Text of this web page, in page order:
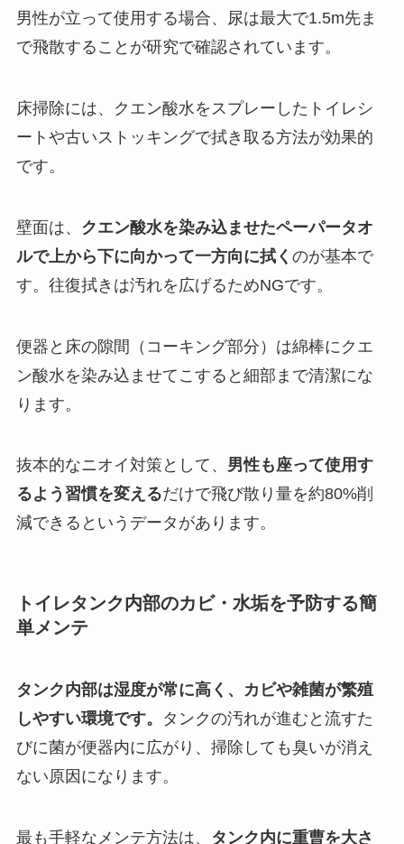
男性が立って使用する場合、尿は最大で1.5m先ま
で飛散することが研究で確認されています。
床掃除には、クエン酸水をスプレーしたトイレシ
ートや古いストッキングで拭き取る方法が効果的
です。
壁面は、 クエン酸水を染み込ませたペーパータオ
ルで上から下に向かって一方向に拭く のが基本で
す。往復拭きは汚れを広げるためNGです。
便器と床の隙間（コーキング部分）は綿棒にクエ
ン酸水を染み込ませてこすると細部まで清潔にな
ります。
抜本的なニオイ対策として、 男性も座って使用す
るよう習慣を変えるだけで飛び散り量を約80%削
減できるというデータがあります。
トイレタンク内部のカビ・水垢を予防する簡
単メンテ
タンク内部は湿度が常に高く、カビや雑菌が繁殖
しやすい環境です。
タンクの汚れが進むと流すた
びに菌が便器内に広がり、掃除しても臭いが消え
ない原因になります。
最も手軽なメンテ方法は、 タンク内に重曹を大さ